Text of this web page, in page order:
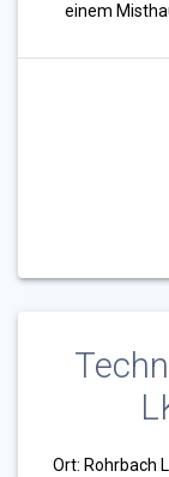
einem
Ort: Rohrbach